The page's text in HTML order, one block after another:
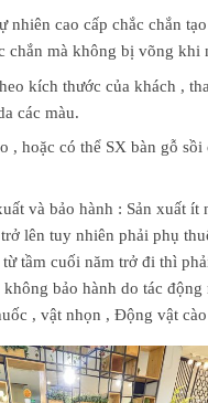
nhiên cao cấp chắc chắn
chắn mà không bị võng khi
kích thước của khách ,
các màu.
, hoặc có thể SX bàn gỗ sồi
và bảo hành : Sản xuất ít
lên tuy nhiên phải phụ
tầm cuối năm trở đi thì
bảo hành do tác động
, vật nhọn , Động vật